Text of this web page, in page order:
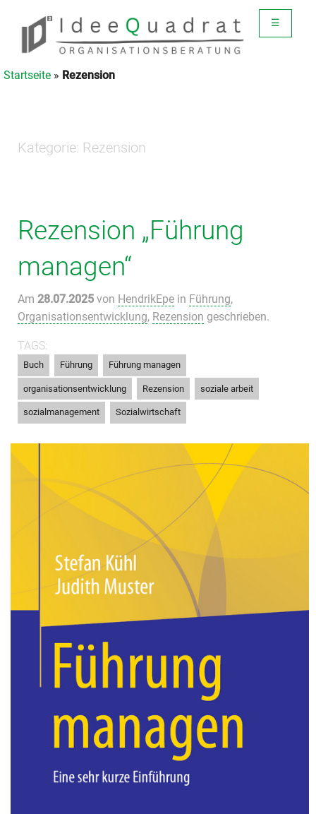
☰
Startseite » Rezension
Kategorie: Rezension
Rezension „Führung
managen“
Am 28.07.2025 von HendrikEpe in Führung,
Organisationsentwicklung, Rezension geschrieben.
TAGS:
Buch Führung Führung managen
organisationsentwicklung Rezension soziale arbeit
sozialmanagement Sozialwirtschaft